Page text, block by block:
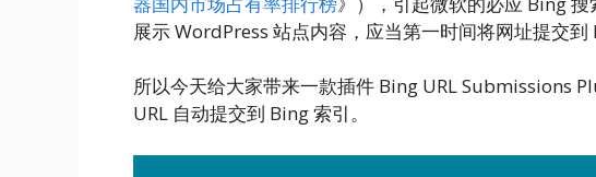
展示 WordPress 站点内容，应当第一时间将网址提交到
所以今天给大家带来一款插件 Bing URL Submissions
URL 自动提交到 Bing 索引。